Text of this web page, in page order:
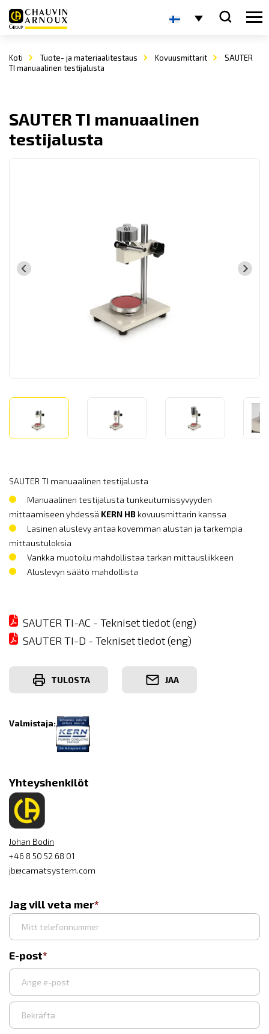
Koti Tuote- ja materiaalitestaus Kovuusmittarit
SAUTER
TI manuaalinen testijalusta
SAUTER TI manuaalinen
testijalusta
SAUTER TI manuaalinen testijalusta
Manuaalinen testijalusta tunkeutumissyvyyden
mittaamiseen yhdessä KERN HB kovuusmittarin kanssa
Lasinen aluslevy antaa kovemman alustan ja tarkempia
mittaustuloksia
Vankka muotoilu mahdollistaa tarkan mittausliikkeen
Aluslevyn säätö mahdollista
SAUTER TI-AC - Tekniset tiedot (eng)
SAUTER TI-D - Tekniset tiedot (eng)
TULOSTA JAA
Valmistaja:
Yhteyshenkilöt
Johan Bodin
+46 8 50 52 68 01
jb@camatsystem.com
Jag vill veta mer
E-post
Syötä
sähköpostiosoite